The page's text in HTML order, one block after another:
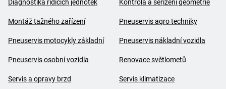
Diagnostika řídících jednotek Kontrola a seřízení geometrie
Montáž tažného zařízení Pneuservis agro techniky
Pneuservis motocykly základní Pneuservis nákladní vozidla
Pneuservis osobní vozidla Renovace světlometů
Servis a opravy brzd Servis klimatizace